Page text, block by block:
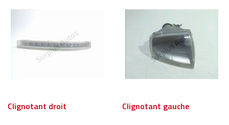
Clignotant droit Clignotant gauche